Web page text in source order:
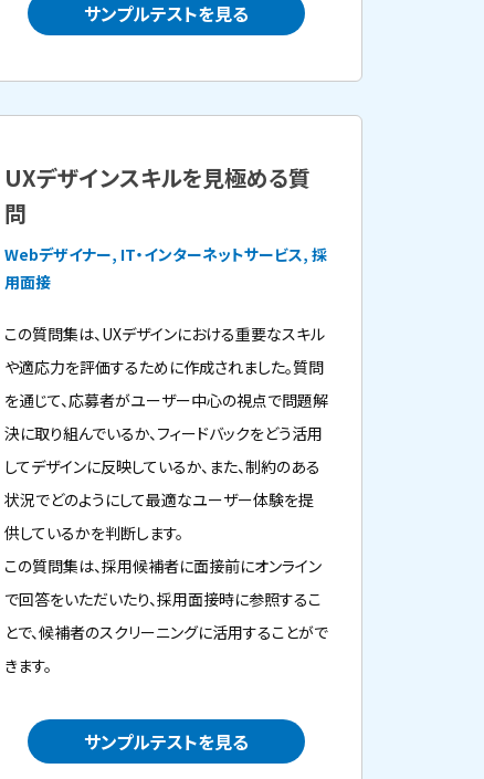
サンプルテストを見る
UXデザインスキルを見極める質
問
Webデザイナー, IT・インターネットサービス, 採
用面接
この質問集は、UXデザインにおける重要なスキル
や適応力を評価するために作成されました。質問
を通じて、応募者がユーザー中心の視点で問題解
決に取り組んでいるか、フィードバックをどう活用
してデザインに反映しているか、また、制約のある
状況でどのようにして最適なユーザー体験を提
供しているかを判断します。
この質問集は、採用候補者に面接前にオンライン
で回答をいただいたり、採用面接時に参照するこ
とで、候補者のスクリーニングに活用することがで
きます。
サンプルテストを見る